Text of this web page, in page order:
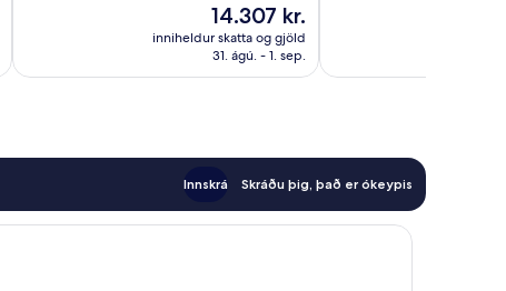
Verðið
er
14.307 kr.
14.307 kr.
inniheldur skatta og gjöld
31. ágú. - 1. sep.
Innskrá Skráðu þig, það er ókeypis